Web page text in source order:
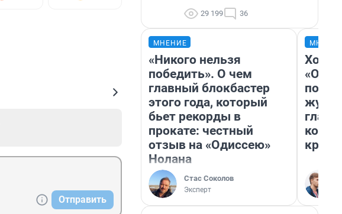
Отправить
29 199 36
МНЕНИЕ
«Никого нельзя
победить». О чем
главный блокбастер
этого года, который
бьет рекорды в
прокате: честный
отзыв на «Одиссею»
Нолана
Стас Соколов
Эксперт
Хоть